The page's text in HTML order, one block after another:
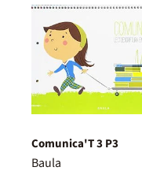
Comunica'T 3 P3
Baula